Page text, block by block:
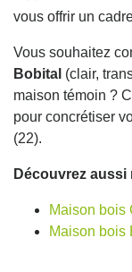
vous offrir un
Vous souhaitez
Bobital (clair,
maison témoin ?
pour concrétiser
(22).
Découvrez
Maison bois
Maison bois